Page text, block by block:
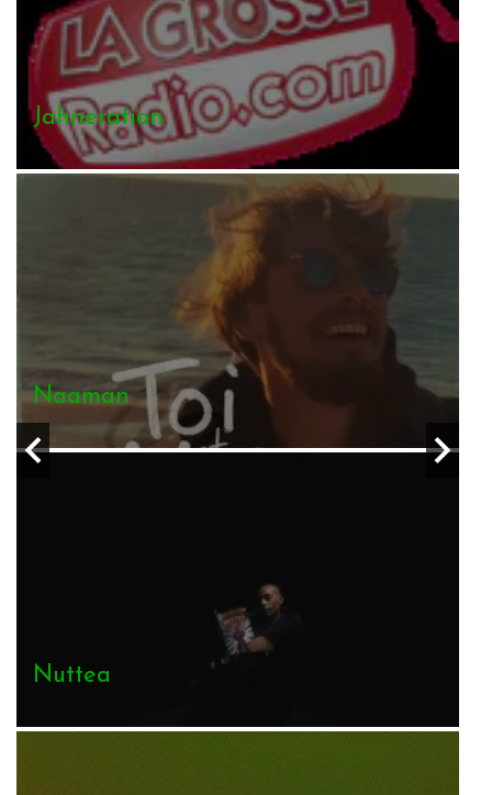
Jahneration
Naaman
Nuttea